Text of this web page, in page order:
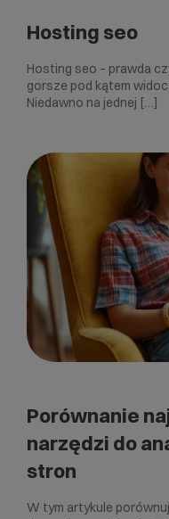
Hosting seo
Hosting seo – prawda
gorsze pod kątem
Niedawno na jednej […]
Porównanie
narzędzi do
stron
W tym artykule